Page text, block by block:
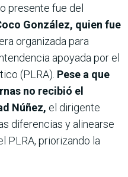
presente fue del
González, quien fue
organizada para
apoyada por el
(PLRA). Pese a que
no recibió el
Núñez, el dirigente
diferencias y alinearse
PLRA, priorizando la